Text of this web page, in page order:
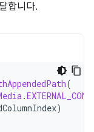
합니다.
(
.
)